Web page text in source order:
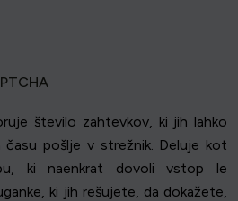
število zahtevkov, ki jih lahko
času pošlje v strežnik. Deluje kot
ki naenkrat dovoli vstop le
ki jih rešujete, da dokažete,